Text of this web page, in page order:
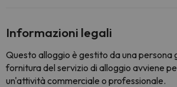
Informazioni legali
Questo alloggio è gestito da una persona
fornitura del servizio di alloggio avviene
un'attività commerciale o professionale.